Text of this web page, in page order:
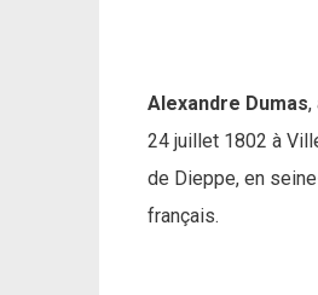
Alexandre Dumas,
24 juillet 1802 à
de Dieppe, en
français.